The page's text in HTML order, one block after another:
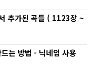
추가된 곡들 ( 1123장 ~
는 방법 - 닉네임 사용